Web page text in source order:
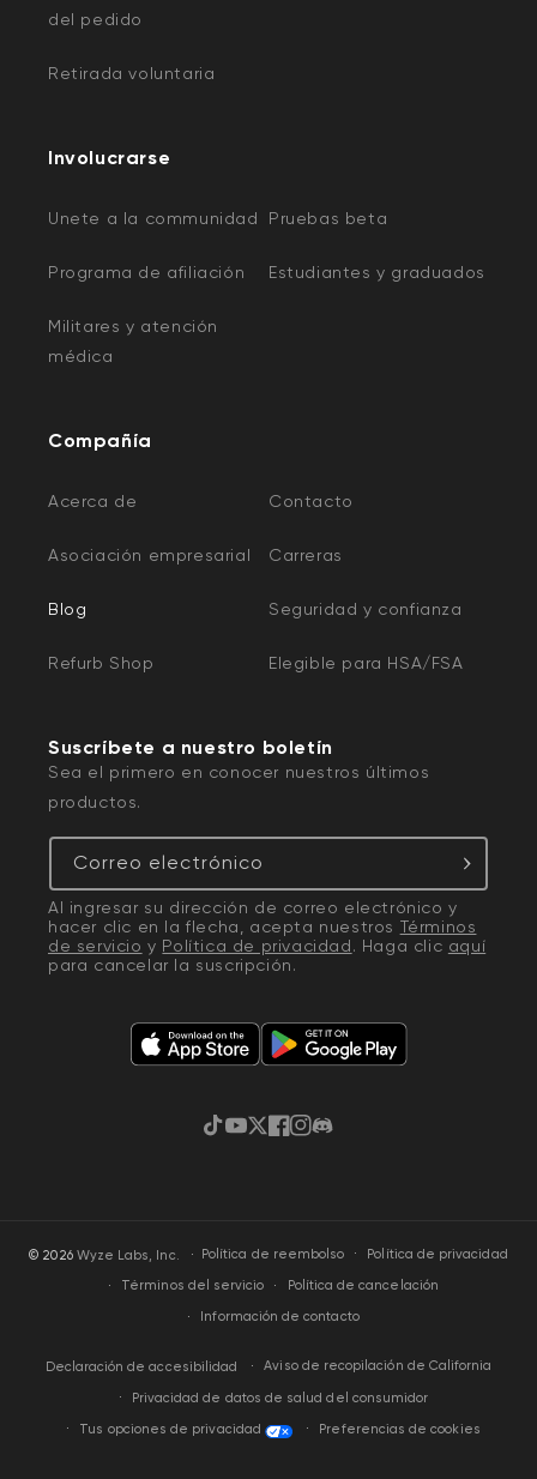
del pedido
Retirada voluntaria
Involucrarse
Unete a la communidad Pruebas beta
Programa de afiliación Estudiantes y graduados
Militares y atención
médica
Compañía
Acerca de Contacto
Asociación empresarial Carreras
Blog Seguridad y confianza
Refurb Shop Elegible para HSA/FSA
Suscríbete a nuestro boletín
Sea el primero en conocer nuestros últimos
productos.
Correo electrónico
Al ingresar su dirección de correo electrónico y
hacer clic en la flecha, acepta nuestros Términos
de servicio y Política de privacidad. Haga clic aquí
para cancelar la suscripción.
TikTok
YouTube
Twitter
Facebook
Instagram
Discordia
© 2026 Wyze Labs, Inc. · Política de reembolso Política de privacidad
Términos del servicio
Política de cancelación
Información de contacto
Declaración de accesibilidad Aviso de recopilación de California
Privacidad de datos de salud del consumidor
Tus opciones de privacidad
Preferencias de cookies